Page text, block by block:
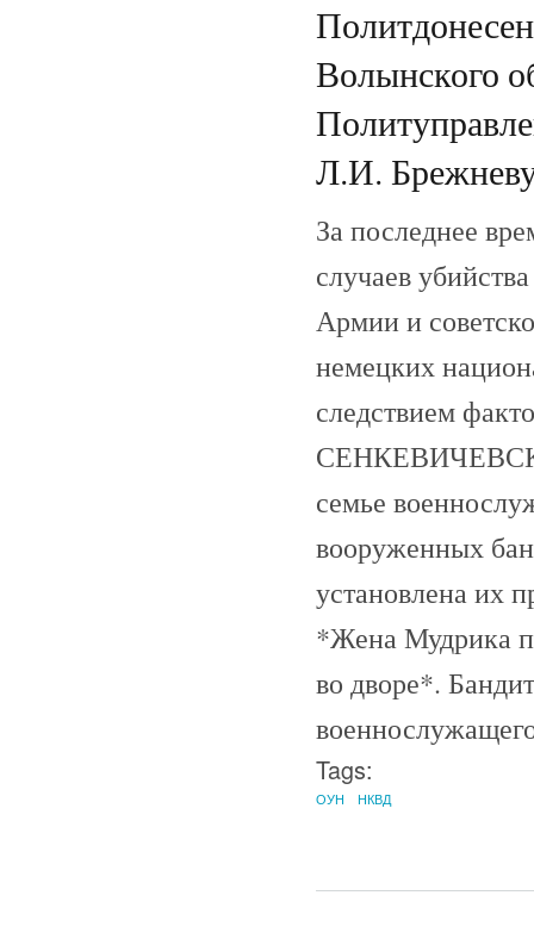
Волынского
Л.И.
За последнее
случаев
Армии и
немецких
следствием
семье
вооруженных
установлена их
*Жена Мудрика
во дворе*.
Tags:
ОУН НКВД